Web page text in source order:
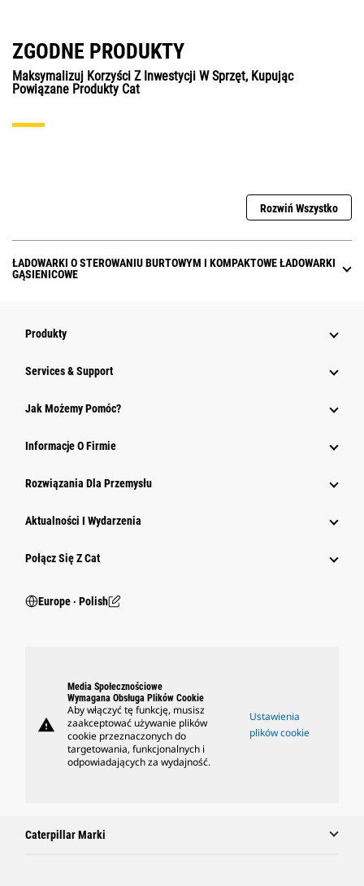
ZGODNE PRODUKTY
Maksymalizuj Korzyści Z Inwestycji W Sprzęt, Kupując
Powiązane Produkty Cat
Rozwiń Wszystko
ŁADOWARKI O STEROWANIU BURTOWYM I KOMPAKTOWE ŁADOWARKI
GĄSIENICOWE
Produkty
Services & Support
Jak Możemy Pomóc?
Informacje O Firmie
Rozwiązania Dla Przemysłu
Aktualności I Wydarzenia
Połącz Się Z Cat
Europe ‧ Polish
warning
Media Społecznościowe
Wymagana Obsługa Plików Cookie
Aby włączyć tę funkcję, musisz
zaakceptować używanie plików
cookie przeznaczonych do
targetowania, funkcjonalnych i
odpowiadających za wydajność.
Ustawienia
plików cookie
Caterpillar Marki